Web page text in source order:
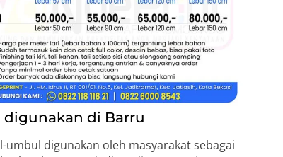
di Barru
digunakan oleh masyarakat sebagai